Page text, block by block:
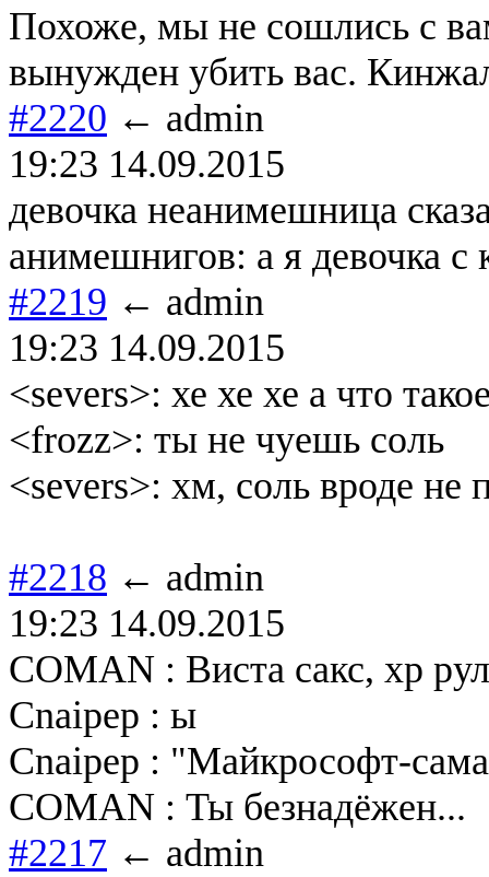
Похоже, мы не сошлись с
вынужден убить вас.
#2220 ← admin
19:23 14.09.2015
девочка неанимешница
анимешнигов: а я девочка с
#2219 ← admin
19:23 14.09.2015
<severs>: хе хе хе а что
<frozz>: ты не чуешь соль
<severs>: хм, соль вроде не
#2218 ← admin
19:23 14.09.2015
COMAN : Виста сакс, хр
Cnaipep : ы
Cnaipep : "Майкрософт-
COMAN : Ты безнадёжен...
#2217 ← admin